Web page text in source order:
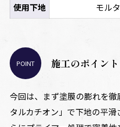
使用下地
モル
施工のポイント
POINT
今回は、まず塗膜の膨れを
タルカチオン」で下地の平